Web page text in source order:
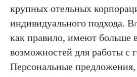
крупных отельных
индивидуального подхода.
как правило, имеют больше
возможностей для работы с
Персональные